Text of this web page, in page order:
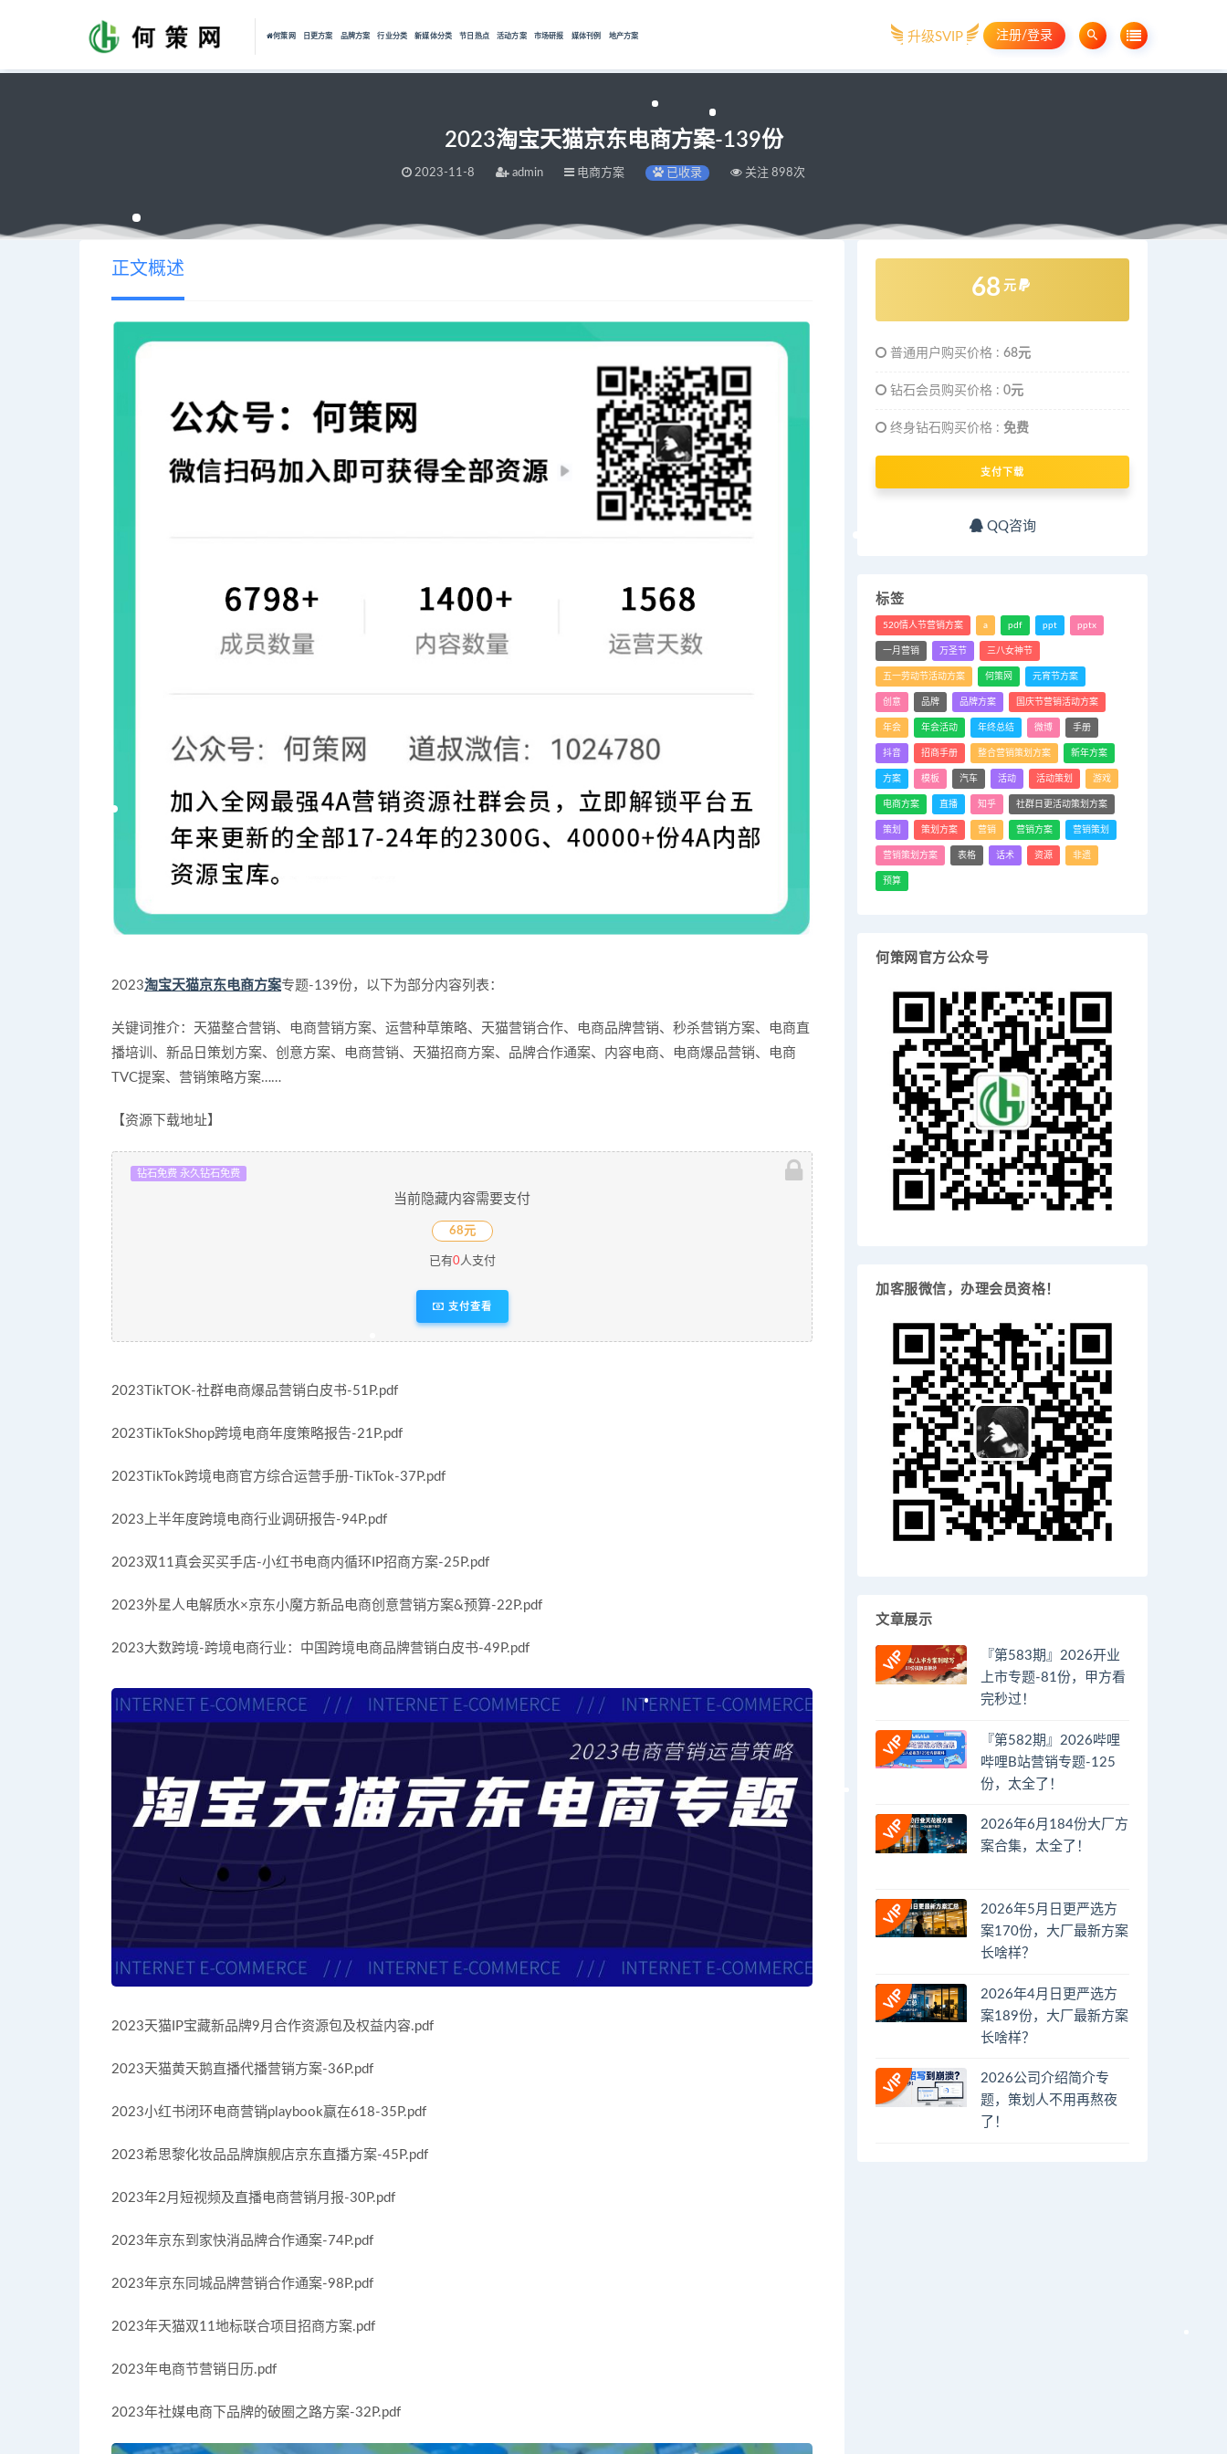
何策网 日更方案 品牌方案 行业分类 新媒体分类 节日热点 活动方案 市场研报 媒体刊例 地产方案 升级SVIP 注册/登录
2023淘宝天猫京东电商方案-139份
2023-11-8 admin 电商方案 已收录 关注 898次
正文概述
2023淘宝天猫京东电商方案专题-139份，以下为部分内容列表：
关键词推介：天猫整合营销、电商营销方案、运营种草策略、天猫营销合作、电商品牌营销、秒杀营销方案、电商直
播培训、新品日策划方案、创意方案、电商营销、天猫招商方案、品牌合作通案、内容电商、电商爆品营销、电商
TVC提案、营销策略方案……
【资源下载地址】
钻石免费 永久钻石免费
当前隐藏内容需要支付
68元
已有0人支付
支付查看
2023TikTOK-社群电商爆品营销白皮书-51P.pdf
2023TikTokShop跨境电商年度策略报告-21P.pdf
2023TikTok跨境电商官方综合运营手册-TikTok-37P.pdf
2023上半年度跨境电商行业调研报告-94P.pdf
2023双11真会买买手店-小红书电商内循环IP招商方案-25P.pdf
2023外星人电解质水×京东小魔方新品电商创意营销方案&预算-22P.pdf
2023大数跨境-跨境电商行业：中国跨境电商品牌营销白皮书-49P.pdf
2023天猫IP宝藏新品牌9月合作资源包及权益内容.pdf
2023天猫黄天鹅直播代播营销方案-36P.pdf
2023小红书闭环电商营销playbook赢在618-35P.pdf
2023希思黎化妆品品牌旗舰店京东直播方案-45P.pdf
2023年2月短视频及直播电商营销月报-30P.pdf
2023年京东到家快消品牌合作通案-74P.pdf
2023年京东同城品牌营销合作通案-98P.pdf
2023年天猫双11地标联合项目招商方案.pdf
2023年电商节营销日历.pdf
2023年社媒电商下品牌的破圈之路方案-32P.pdf
68 元
普通用户购买价格 :68元
钻石会员购买价格 :0元
终身钻石购买价格 :免费
支付下载
QQ咨询
标签
520情人节营销方案 a pdf ppt pptx
一月营销 万圣节 三八女神节
五一劳动节活动方案 何策网 元宵节方案
创意 品牌 品牌方案 国庆节营销活动方案
年会 年会活动 年终总结 微博 手册
抖音 招商手册 整合营销策划方案 新年方案
方案 模板 汽车 活动 活动策划 游戏
电商方案 直播 知乎 社群日更活动策划方案
策划 策划方案 营销 营销方案 营销策划
营销策划方案 表格 话术 资源 非遗
预算
何策网官方公众号
加客服微信，办理会员资格！
文章展示
『第583期』2026开业
上市专题-81份，甲方看
完秒过！
『第582期』2026哔哩
哔哩B站营销专题-125
份，太全了！
2026年6月184份大厂方
案合集，太全了！
2026年5月日更严选方
案170份，大厂最新方案
长啥样？
2026年4月日更严选方
案189份，大厂最新方案
长啥样？
2026公司介绍简介专
题，策划人不用再熬夜
了！